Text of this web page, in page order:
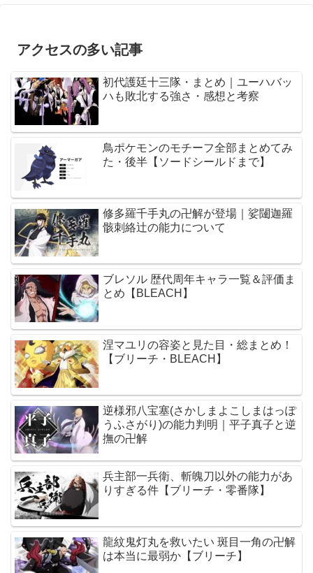
アクセスの多い記事
初代護廷十三隊・まとめ｜ユーハバッ
ハも敗北する強さ・感想と考察
鳥ポケモンのモチーフ全部まとめてみ
た・後半【ソードシールドまで】
修多羅千手丸の卍解が登場｜娑闥迦羅
骸刺絡辻の能力について
ブレソル 歴代周年キャラ一覧＆評価ま
とめ【BLEACH】
涅マユリの容姿と見た目・総まとめ！
【ブリーチ・BLEACH】
逆様邪八宝塞(さかしまよこしまはっぽ
うふさがり)の能力判明｜平子真子と逆
撫の卍解
兵主部一兵衛、斬魄刀以外の能力があ
りすぎる件【ブリーチ・零番隊】
龍紋鬼灯丸を救いたい 斑目一角の卍解
は本当に最弱か【ブリーチ】